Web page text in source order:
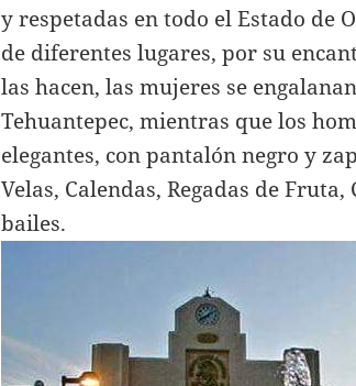
y respetadas en todo el Estado de
de diferentes lugares, por su
las hacen, las mujeres se
Tehuantepec, mientras que los
elegantes, con pantalón negro y
Velas, Calendas, Regadas de
bailes.